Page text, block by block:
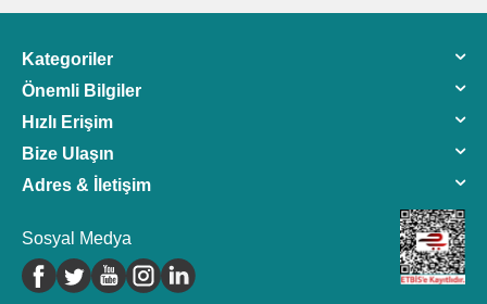
Kategoriler
Önemli Bilgiler
Hızlı Erişim
Bize Ulaşın
Adres & İletişim
Sosyal Medya